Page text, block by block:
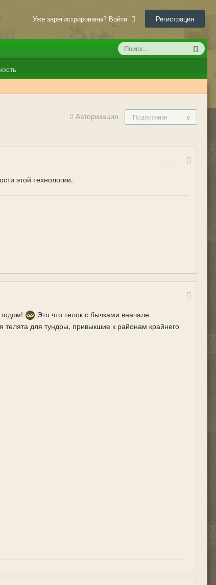
Уже зарегистрированы? Войти Регистрация
Авторизация Подписчики 0
этой технологии.
Это что телок с бычками вначале
телята для тундры, привыкшие к районам крайнего